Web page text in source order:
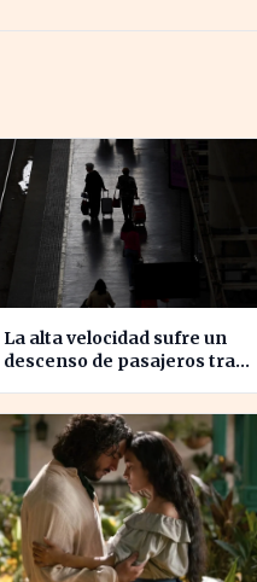
La alta velocidad sufre un
descenso de pasajeros tras